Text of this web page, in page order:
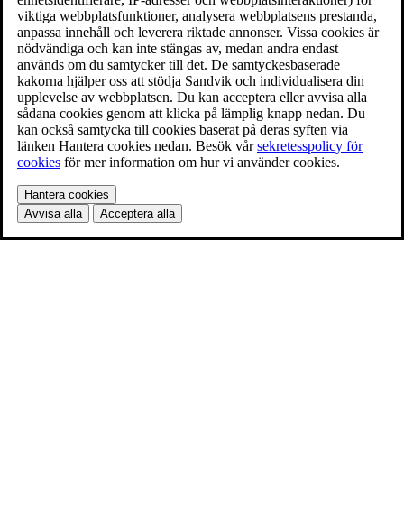
viktiga webbplatsfunktioner, analysera webbplatsens prestanda,
anpassa innehåll och leverera riktade annonser. Vissa cookies är
nödvändiga och kan inte stängas av, medan andra endast
används om du samtycker till det. De samtyckesbaserade
kakorna hjälper oss att stödja Sandvik och individualisera din
upplevelse av webbplatsen. Du kan acceptera eller avvisa alla
sådana cookies genom att klicka på lämplig knapp nedan. Du
kan också samtycka till cookies baserat på deras syften via
länken Hantera cookies nedan. Besök vårsekretesspolicy för
cookies för mer information om hur vi använder cookies.
Hantera cookies
Avvisa alla
Acceptera alla